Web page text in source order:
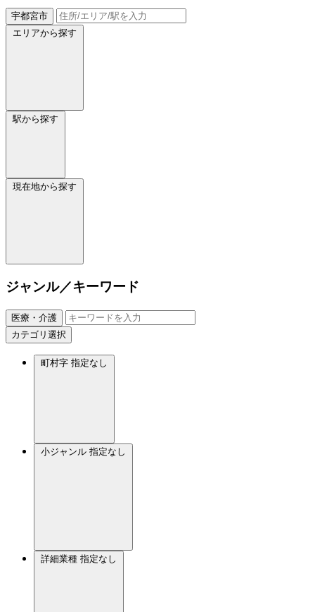
宇都宮市
エリアから探す
駅から探す
現在地から探す
ジャンル／キーワード
医療・介護
カテゴリ選択
町村字 指定なし
小ジャンル 指定なし
詳細業種 指定なし